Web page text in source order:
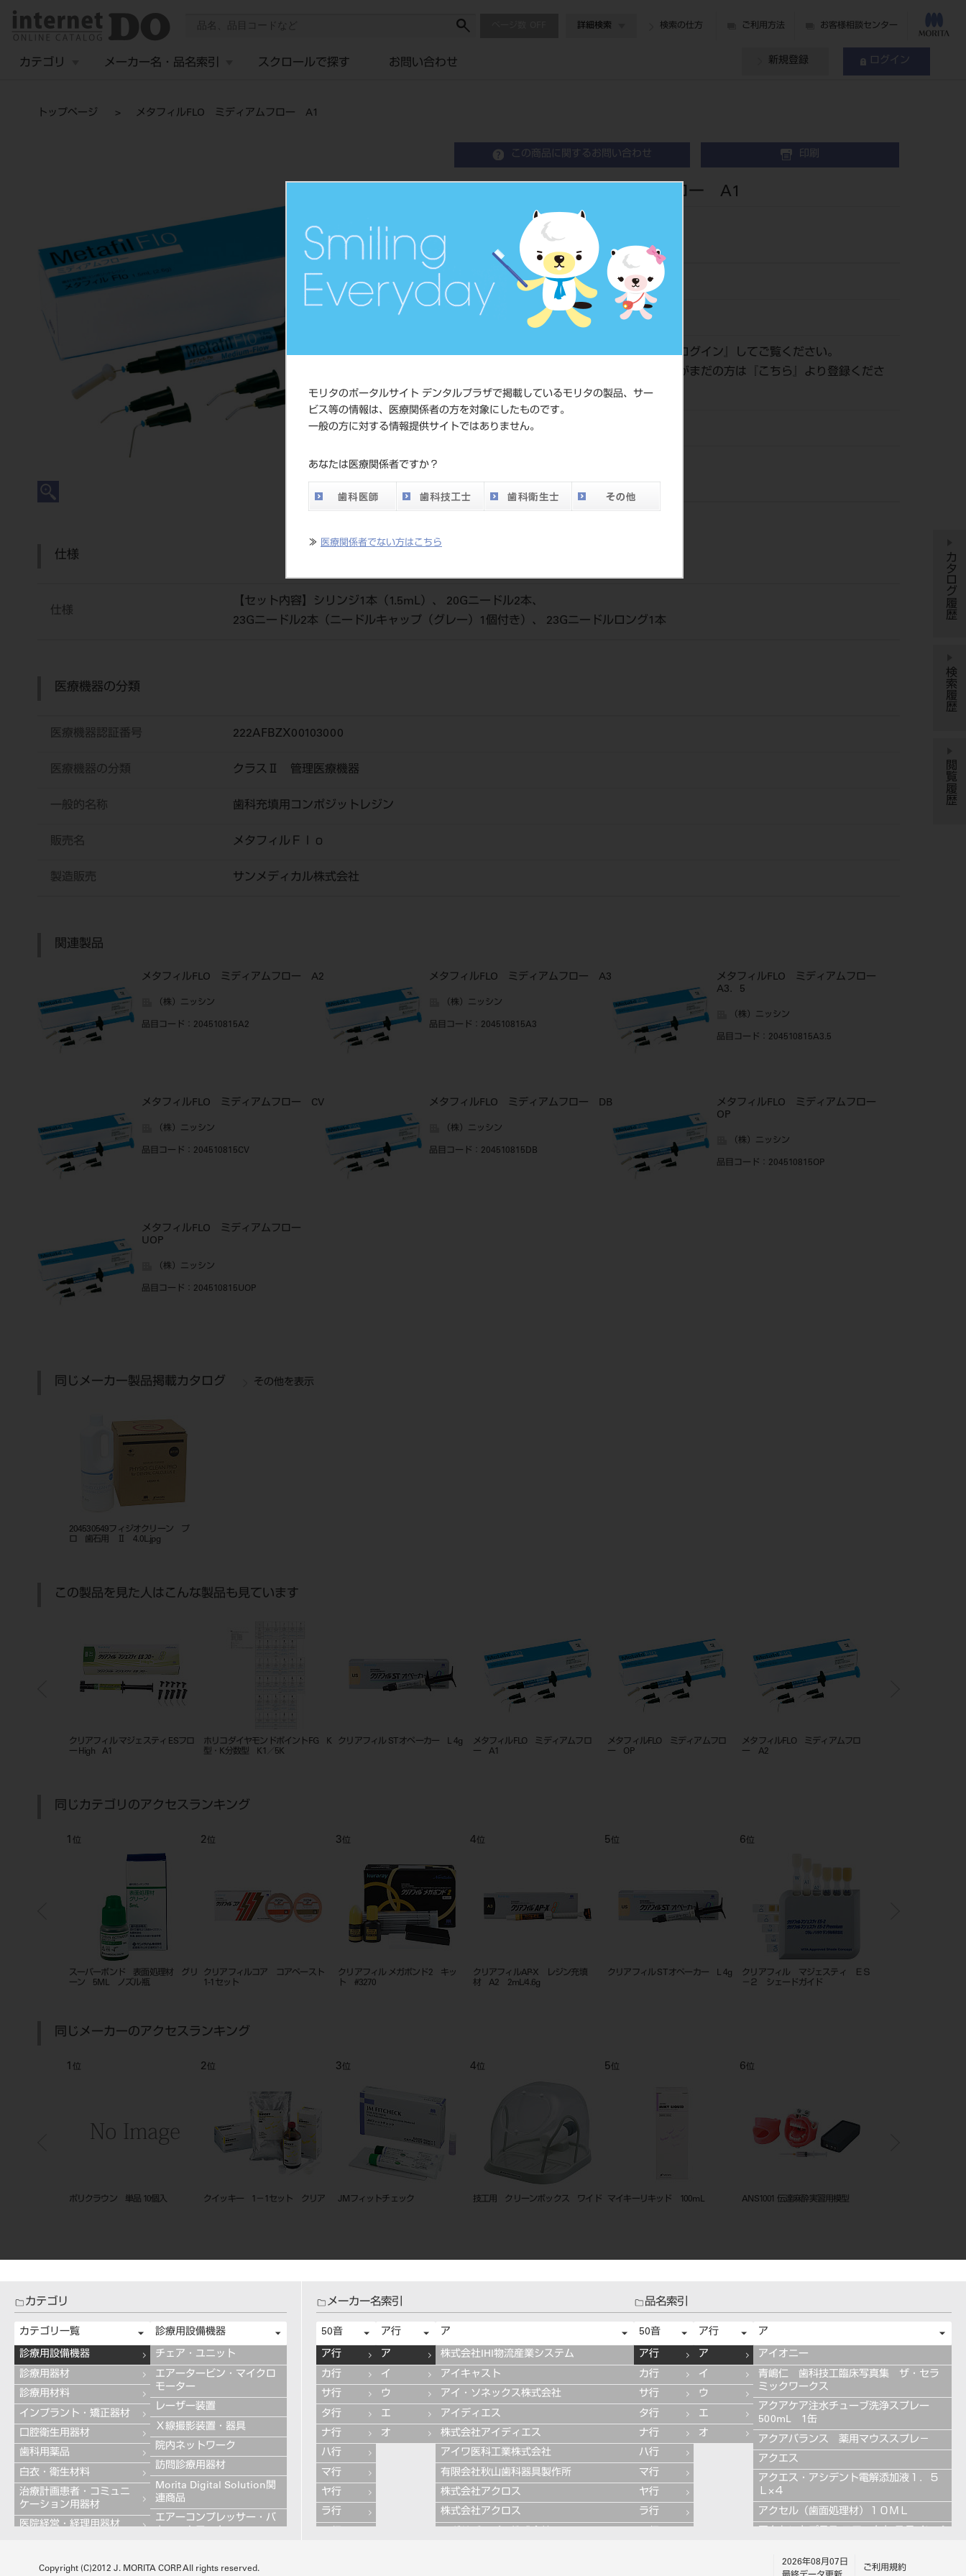
モリタのポータルサイト デンタルプラザで掲載しているモリタの製品、サー
ビス等の情報は、医療関係者の方を対象にしたものです。
一般の方に対する情報提供サイトではありません。
あなたは医療関係者ですか？
≫ 医療関係者でない方はこちら
詳細検索 検索の仕方 ご利用方法 お客様相談センター
カテゴリ メーカー名・品名索引 スクロールで探す お問い合わせ 新規登録 ログイン
トップページ メタフィルFLO ミディアムフロー A1
この商品に関するお問い合わせ 印刷
メタフィルFLO ミディアムフロー A1
Composite Resin
歯科充填用コンポジットレジン
品目コード 204510815A1
JAN/EANコード 4560227796149
価格の確認は『ログイン 』してご覧ください。
ネット会員登録がまだの方は『
こちら
』より登録くださ
い。
メーカー
ジ
仕様
仕様
【セット内容】シリンジ1本（1.5mL）、 20Gニードル2本、
23Gニードル2本（ニードルキャップ（グレー）1個付き）、 23Gニードルロング1本
医療機器の分類
医療機器認証番号 222AFBZX00103000
医療機器の分類 クラスⅡ 管理医療機器
一般的名称 歯科充填用コンポジットレジン
販売名 メタフィルＦｌｏ
製造販売 サンメディカル株式会社
関連製品
メタフィルFLO ミディアムフロー A2
（株）ニッシン
品目コード ：204510815A2
メタフィルFLO ミディアムフロー A3
（株）ニッシン
品目コード ：204510815A3
メタフィルFLO ミディアムフロー
A3．5
（株）ニッシン
品目コード ：204510815A3.5
メタフィルFLO ミディアムフロー CV
（株）ニッシン
品目コード ：204510815CV
メタフィルFLO ミディアムフロー DB
（株）ニッシン
品目コード ：204510815DB
メタフィルFLO ミディアムフロー
OP
（株）ニッシン
品目コード ：204510815OP
メタフィルFLO ミディアムフロー
UOP
（株）ニッシン
品目コード ：204510815UOP
同じメーカー製品掲載カタログ その他を表示
204530549フィジオクリーン プ
ロ 歯石用 Ⅱ 4.0L.jpg
この製品を見た人はこんな製品も見ています
フィル ST オペーカー L 4g
メタフィルFLO ミディアムフロ
メタフィルFLO ミディアムフロ
ー OP
メタフィルFLO ミディアムフロ
メタフィルFLO ミディアムフロ
メタフィルＦＬＯ ミディアムフロ
メタフィルFLO ミディアムフロ
同じカテゴリのアクセスランキング
クリアフィル メガボンド2 キッ
ト #3270
クリアフィルAP-X レジン充填
材 A2 2mL/4.6g
クリアフィル ST オペーカー L 4g
クリアフィル マジェスティ ＥＳ
－２ シェードガイド
クリアフィル DCコア ペースト ペ
クリアフィル マジェスティ ESフロ
－ SuperLow A1
クリアフィル DCコア オートミ
同じメーカーのアクセスランキング
1－1セット クリア JMフィットチェック 技工用 クリーンボックス ワイド マイキーリキッド 100mL ANS1001 伝達麻酔実習用模型
ポリクラウン 全形態セット 270個
JMシリコン レギュラータイプ
カタログ履歴
検索履歴
閲覧履歴
カテゴリ
カテゴリ一覧
診療用設備機器
診療用器材
診療用材料
インプラント・矯正器材
口腔衛生用器材
歯科用薬品
白衣・衛生材料
治療計画患者・コミュニ
ケーション用器材
医院経営・経理用器材
技工用設備機器
診療用設備機器
チェア・ユニット
エアータービン・マイクロ
モーター
レーザー装置
Ｘ線撮影装置・器具
院内ネットワーク
訪問診療用器材
Morita Digital Solution関
連商品
エアーコンプレッサー・バ
その他の診療用設備機器
メーカー名索引
50音
ア行
カ行
サ行
タ行
ナ行
ハ行
マ行
ヤ行
ラ行
ア行
ア
イ
ウ
エ
オ
ア
株式会社IHI物流産業システム
アイキャスト
アイ・ソネックス株式会社
アイディエス
株式会社アイディエス
アイワ医科工業株式会社
有限会社秋山歯科器具製作所
株式会社アクロス
株式会社アクロス
品名索引
50音
ア行
カ行
サ行
タ行
ナ行
ハ行
マ行
ヤ行
ラ行
ア行
ア
イ
ウ
エ
オ
ア
アイオニー
青嶋仁 歯科技工臨床写真集 ザ・セラ
ミックワークス
アクアケア注水チューブ洗浄スプレー
500mL 1缶
アクアバランス 薬用マウススプレ－
アクエス
アクエス・アシデント電解添加液１．５
Ｌ×４
アクセル（歯面処理材）１０ＭＬ
アクセントプラス エフェクト ステインペ
Copyright (C)2012 J. MORITA CORP. All rights reserved.
2026年08月07日
ご利用規約